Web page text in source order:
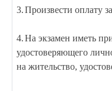
3.Произвести оплату
4.На экзамен иметь
удостоверяющего
на жительство,